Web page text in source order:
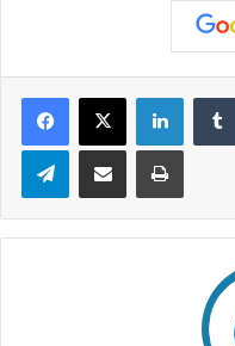
Telegram